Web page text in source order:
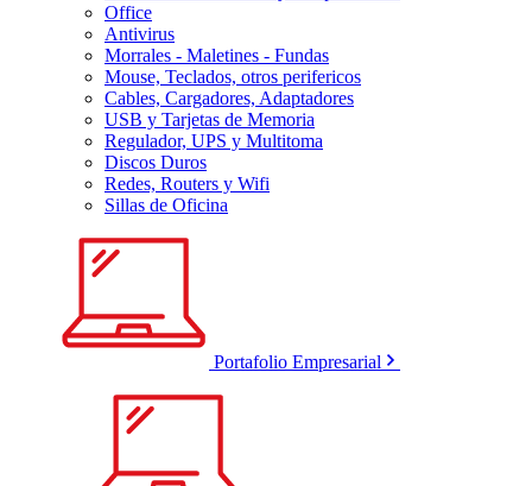
Office
Antivirus
Morrales - Maletines - Fundas
Mouse, Teclados, otros perifericos
Cables, Cargadores, Adaptadores
USB y Tarjetas de Memoria
Regulador, UPS y Multitoma
Discos Duros
Redes, Routers y Wifi
Sillas de Oficina
Portafolio Empresarial